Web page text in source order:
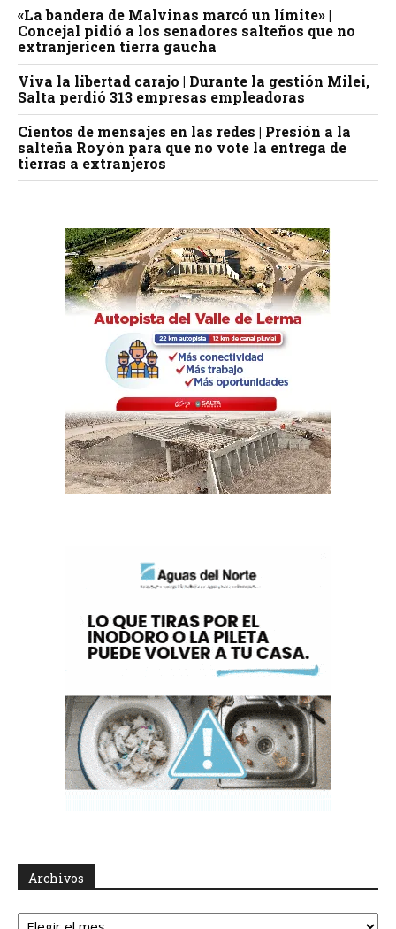
«La bandera de Malvinas marcó un límite» |
Concejal pidió a los senadores salteños que no
extranjericen tierra gaucha
Viva la libertad carajo | Durante la gestión Milei,
Salta perdió 313 empresas empleadoras
Cientos de mensajes en las redes | Presión a la
salteña Royón para que no vote la entrega de
tierras a extranjeros
Archivos
Archivos